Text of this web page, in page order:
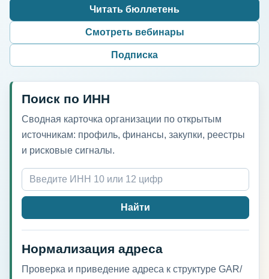
Читать бюллетень
Смотреть вебинары
Подписка
Поиск по ИНН
Сводная карточка организации по открытым
источникам: профиль, финансы, закупки, реестры
и рисковые сигналы.
Найти
Нормализация адреса
Проверка и приведение адреса к структуре GAR/